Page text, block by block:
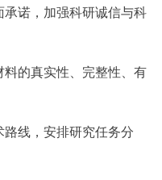
诺，加强科研诚信与科
的真实性、完整性、有
线，安排研究任务分